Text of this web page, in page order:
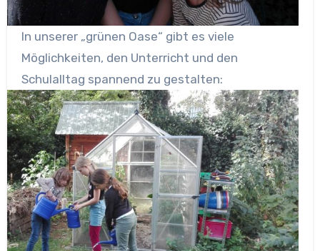
In unserer „grünen Oase“ gibt es viele
Möglichkeiten, den Unterricht und den
Schulalltag spannend zu gestalten: